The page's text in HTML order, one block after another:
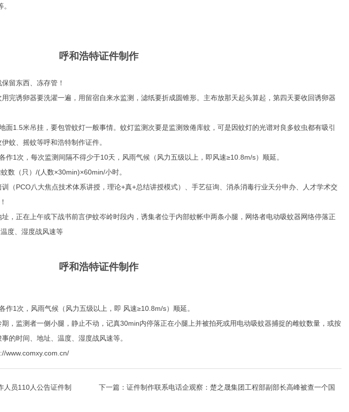
呼和浩特证件制作
留东西、冻存管！
诱卵器要洗濯一遍，用留宿自来水监测，滤纸要折成圆锥形。主布放那天起头算起，第四天要收回诱卵器
1.5米吊挂，要包管蚊灯一般事情。蚊灯监测次要是监测致倦库蚊，可是因蚊灯的光谱对良多蚊虫都有吸引
蚊、摇蚊等呼和浩特制作证件。
1次，每次监测间隔不得少于10天，风雨气候（风力五级以上，即风速≥10.8m/s）顺延。
（只）/(人数×30min)×60min/小时。
PCO八大焦点技术体系讲授，理论+真+总结讲授模式）、手艺征询、消杀消毒行业天分申办、人才学术交
正在上午或下战书前言伊蚊岑岭时段内，诱集者位于内部蚊帐中两条小腿，网络者电动吸蚊器网络停落正
度、湿度战风速等
呼和浩特证件制作
1次，风雨气候（风力五级以上，即 风速≥10.8m/s）顺延。
监测者一侧小腿，静止不动，记真30min内停落正在小腿上并被拍死或用电动吸蚊器捕捉的雌蚊数量，或按
的时间、地址、温度、湿度战风速等。
人员110人公告证件制 下一篇： 证件制作联系电话企观察：楚之晟集团工程部副部长高峰被查一个国